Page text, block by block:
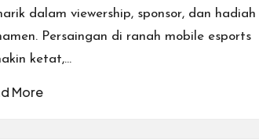
dalam viewership, sponsor, dan hadiah
Persaingan di ranah mobile esports
ketat,…
More